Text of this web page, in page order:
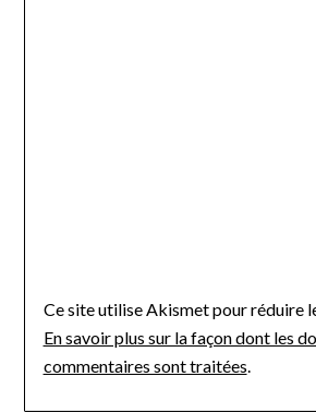
Ce site utilise Akismet pour réduire
En savoir plus sur la façon dont les
commentaires sont traitées